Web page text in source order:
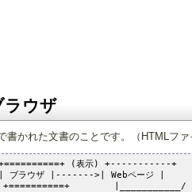
ラウザ
書かれた文書のことです。（HTMLフ
(表示) +-----------+
ラウザ |------->| Webページ |
|___________/